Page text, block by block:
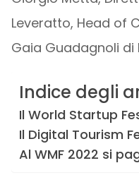
Leveratto, Head of
Gaia Guadagnoli di
Indice degli
Il World Startup
Il Digital Tourism
Al WMF 2022 si